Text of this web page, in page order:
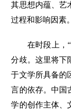
其思想内蕴、艺
过程和影响因素。
在时段上，“
分歧。这里将下
于文学所具备的
言的依存。中国
学的创作主体、